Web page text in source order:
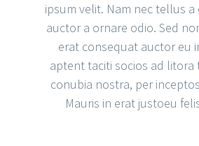
ipsum velit. Nam nec tellus
auctor a ornare odio. Sed
erat consequat auctor eu
aptent taciti socios ad
conubia nostra, per
Mauris in erat justoeu